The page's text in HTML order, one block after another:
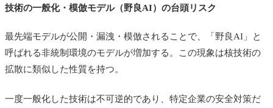
技術の一般化・模倣モデル（野良AI）の台頭リスク
最先端モデルが公開・漏洩・模倣されることで、「野良AI」と
呼ばれる非統制環境のモデルが増加する。この現象は核技術の
拡散に類似した性質を持つ。
一度一般化した技術は不可逆的であり、特定企業の安全対策だ